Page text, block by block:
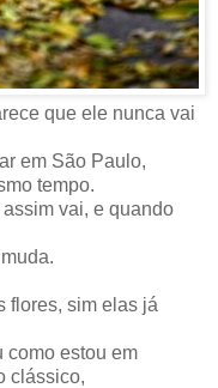
que ele nunca vai
em São Paulo,
tempo.
vai, e quando
flores, sim elas já
como estou em
clássico,